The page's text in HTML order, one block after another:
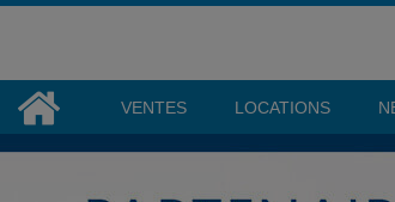
VENTES LOCATIONS